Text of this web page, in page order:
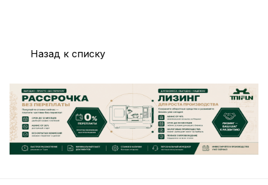
Назад к списку